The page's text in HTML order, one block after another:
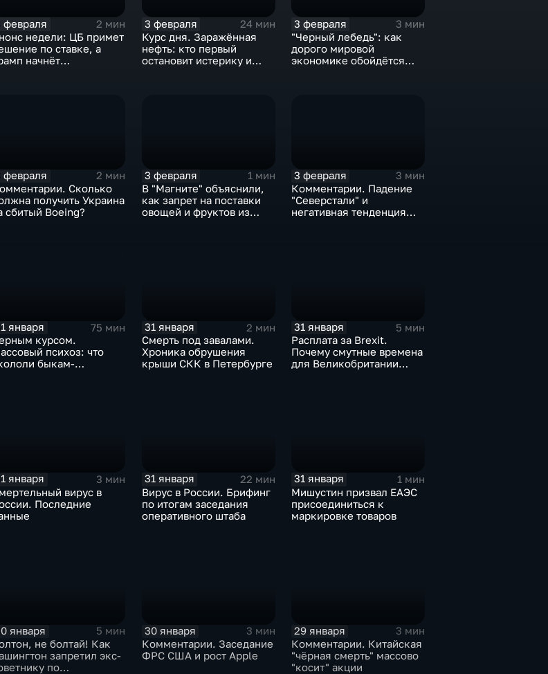
февраля
2 мин
недели: ЦБ примет
по ставке, а
начнёт
3 февраля
24 мин
Курс дня. Заражённая
нефть: кто первый
остановит истерику и
3 февраля
3 мин
"Черный лебедь": как
дорого мировой
экономике обойдётся
февраля
2 мин
Сколько
получить Украина
сбитый Boeing?
3 февраля
1 мин
В "Магните" объяснили,
как запрет на поставки
овощей и фруктов из
3 февраля
3 мин
Комментарии. Падение
"Северстали" и
негативная тенденция
января
75 мин
курсом.
психоз: что
быкам-
31 января
2 мин
Смерть под завалами.
Хроника обрушения
крыши СКК в Петербурге
31 января
5 мин
Расплата за Brexit.
Почему смутные времена
для Великобритании
января
3 мин
вирус в
Последние
31 января
22 мин
Вирус в России. Брифинг
по итогам заседания
оперативного штаба
31 января
1 мин
Мишустин призвал ЕАЭС
присоединиться к
маркировке товаров
января
5 мин
не болтай! Как
запретил экс-
по
30 января
3 мин
Комментарии. Заседание
ФРС США и рост Apple
29 января
3 мин
Комментарии. Китайская
"чёрная смерть" массово
"косит" акции